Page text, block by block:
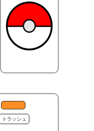
トラッシュ